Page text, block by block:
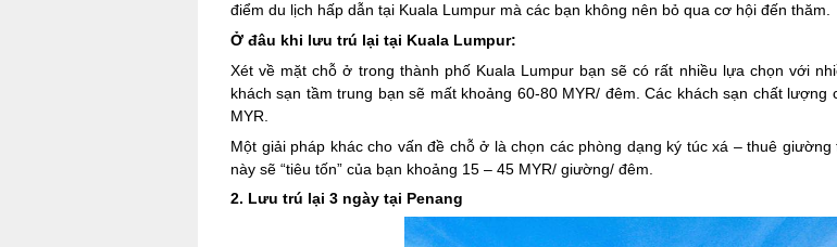
điểm du lịch hấp dẫn tại Kuala Lumpur mà các bạn không nên bỏ qua cơ hội đến thăm.
Ở đâu khi lưu trú lại tại Kuala Lumpur:
Xét về mặt chỗ ở trong thành phố Kuala Lumpur bạn sẽ có rất nhiều lựa chọn với
khách sạn tầm trung bạn sẽ mất khoảng 60-80 MYR/ đêm. Các khách sạn chất
MYR.
Một giải pháp khác cho vấn đề chỗ ở là chọn các phòng dạng ký túc xá – thuê
này sẽ “tiêu tốn” của bạn khoảng 15 – 45 MYR/ giường/ đêm.
2. Lưu trú lại 3 ngày tại Penang